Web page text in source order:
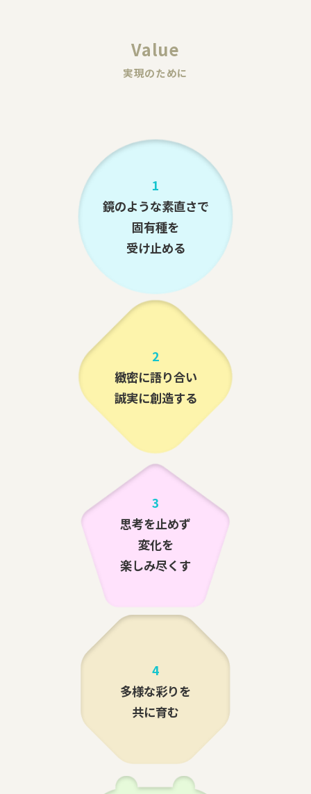
Value
実現のために
1
鏡のような素直さで
固有種を
受け止める
2
緻密に語り合い
誠実に創造する
3
思考を止めず
変化を
楽しみ尽くす
4
多様な彩りを
共に育む